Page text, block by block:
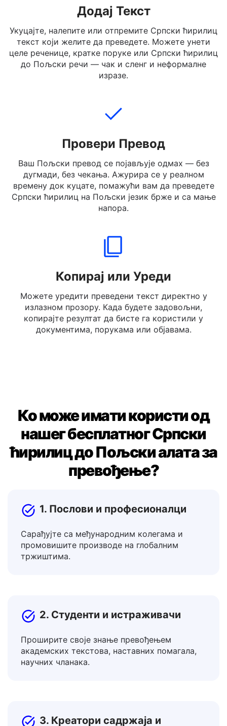
Додај Текст
Укуцајте, налепите или отпремите Српски ћирилиц
текст који желите да преведете. Можете унети
целе реченице, кратке поруке или Српски ћирилиц
Провери Превод
Ваш Пољски превод се појављује одмах — без
дугмади, без чекања. Ажурира се у реалном
времену док куцате, помажући вам да преведете
напора.
Копирај или Уреди
Можете уредити преведени текст директно у
излазном прозору. Када будете задовољни,
Ко може имати користи од
нашег бесплатног Српски
ћирилиц до Пољски алата за
1. Послови и професионалци
Сарађујте са међународним колегама и
2. Студенти и истраживачи
Проширите своје знање превођењем